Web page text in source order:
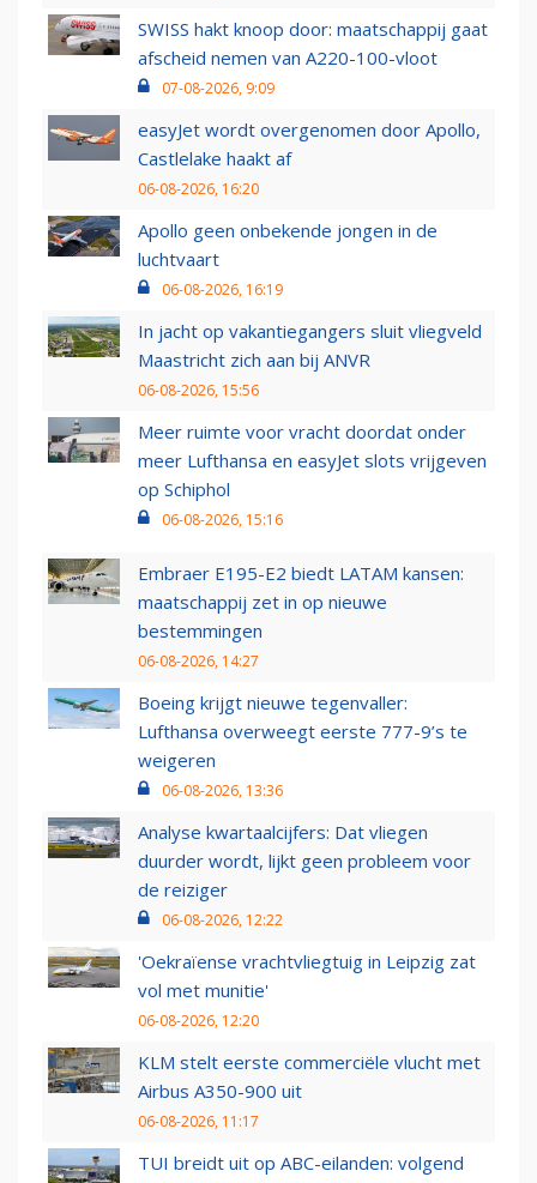
SWISS hakt knoop door: maatschappij gaat
afscheid nemen van A220-100-vloot
07-08-2026, 9:09
easyJet wordt overgenomen door Apollo,
Castlelake haakt af
06-08-2026, 16:20
Apollo geen onbekende jongen in de
luchtvaart
06-08-2026, 16:19
In jacht op vakantiegangers sluit vliegveld
Maastricht zich aan bij ANVR
06-08-2026, 15:56
Meer ruimte voor vracht doordat onder
meer Lufthansa en easyJet slots vrijgeven
op Schiphol
06-08-2026, 15:16
Embraer E195-E2 biedt LATAM kansen:
maatschappij zet in op nieuwe
bestemmingen
06-08-2026, 14:27
Boeing krijgt nieuwe tegenvaller:
Lufthansa overweegt eerste 777-9’s te
weigeren
06-08-2026, 13:36
Analyse kwartaalcijfers: Dat vliegen
duurder wordt, lijkt geen probleem voor
de reiziger
06-08-2026, 12:22
'Oekraïense vrachtvliegtuig in Leipzig zat
vol met munitie'
06-08-2026, 12:20
KLM stelt eerste commerciële vlucht met
Airbus A350-900 uit
06-08-2026, 11:17
TUI breidt uit op ABC-eilanden: volgend